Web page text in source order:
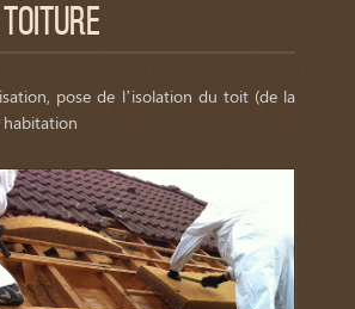
pose de l’isolation du toit (de la